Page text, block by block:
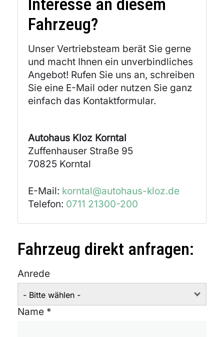
Interesse an diesem
Fahrzeug?
Unser Vertriebsteam berät Sie gerne
und macht Ihnen ein unverbindliches
Angebot! Rufen Sie uns an, schreiben
Sie eine E-Mail oder nutzen Sie ganz
einfach das Kontaktformular.
Autohaus Kloz Korntal
Zuffenhauser Straße 95
70825 Korntal
E-Mail: korntal@autohaus-kloz.de
Telefon: 0711 21300-200
Fahrzeug direkt anfragen:
Anrede
- Bitte wählen -
Name *